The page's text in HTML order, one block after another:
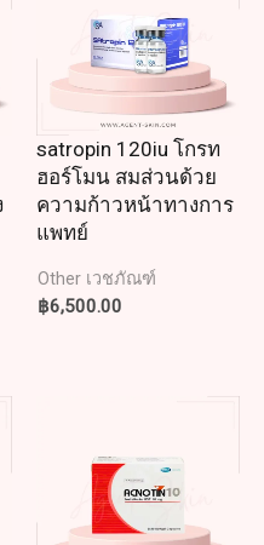
satropin 120iu โกรท
ฮอร์โมน สมส่วนด้วย
ความก้าวหน้าทางการ
แพทย์
Other เวชภัณฑ์
฿6,500.00